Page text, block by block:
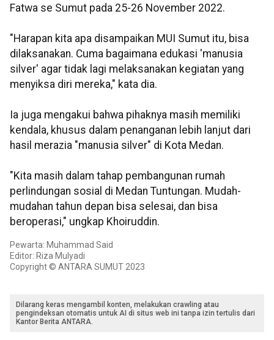
Fatwa se Sumut pada 25-26 November 2022.
"Harapan kita apa disampaikan MUI Sumut itu, bisa
dilaksanakan. Cuma bagaimana edukasi 'manusia
silver' agar tidak lagi melaksanakan kegiatan yang
menyiksa diri mereka," kata dia.
Ia juga mengakui bahwa pihaknya masih memiliki
kendala, khusus dalam penanganan lebih lanjut dari
hasil merazia "manusia silver" di Kota Medan.
"Kita masih dalam tahap pembangunan rumah
perlindungan sosial di Medan Tuntungan. Mudah-
mudahan tahun depan bisa selesai, dan bisa
beroperasi," ungkap Khoiruddin.
Pewarta: Muhammad Said
Editor: Riza Mulyadi
Copyright © ANTARA SUMUT 2023
Dilarang keras mengambil konten, melakukan crawling atau
pengindeksan otomatis untuk AI di situs web ini tanpa izin tertulis dari
Kantor Berita ANTARA.